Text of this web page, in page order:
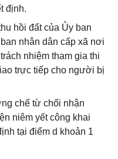
định.
hồi đất của Ủy ban
nhân dân cấp xã nơi
nhiệm tham gia thi
trực tiếp cho người bị
chế từ chối nhận
niêm yết công khai
tại điểm d khoản 1